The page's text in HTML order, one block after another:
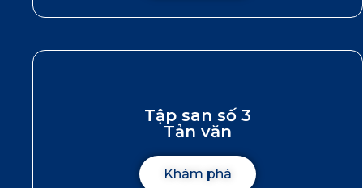
Tập san số 3
Tản văn
Khám phá